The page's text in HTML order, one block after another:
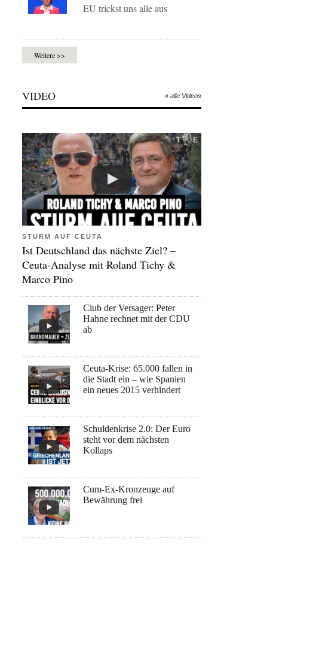
EU trickst uns alle aus
Weitere >>
VIDEO » alle Videos
STURM AUF CEUTA
Ist Deutschland das nächste Ziel? –
Ceuta-Analyse mit Roland Tichy &
Marco Pino
Club der Versager: Peter
Hahne rechnet mit der CDU
ab
Ceuta-Krise: 65.000 fallen in
die Stadt ein – wie Spanien
ein neues 2015 verhindert
Schuldenkrise 2.0: Der Euro
steht vor dem nächsten
Kollaps
Cum-Ex-Kronzeuge auf
Bewährung frei